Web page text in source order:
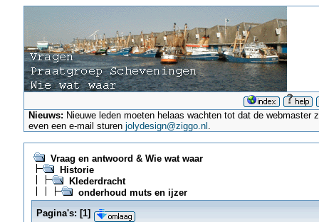
Nieuws: Nieuwe leden moeten helaas wachten tot dat de
even een e-mail sturenjolydesign@ziggo.nl .
Vraag en antwoord & Wie wat waar
Historie
Klederdracht
onderhoud muts en ijzer
Pagina's: [1]